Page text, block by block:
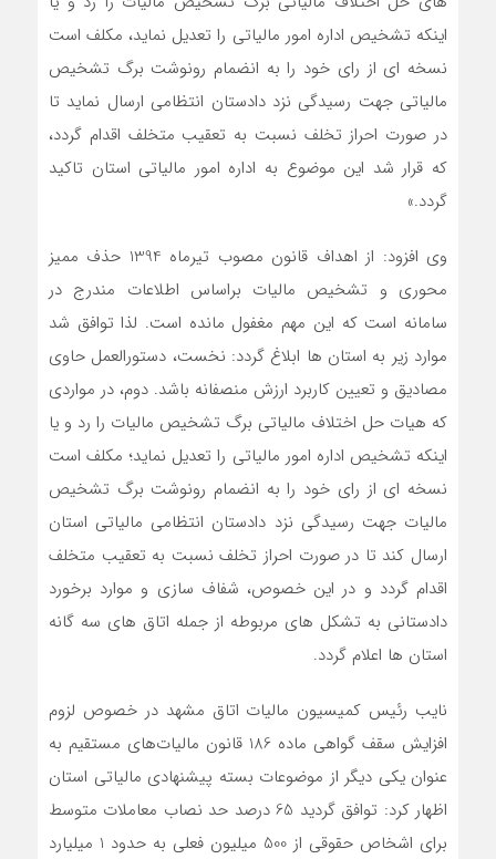
اینکه تشخیص اداره امور مالیاتی را تعدیل نماید، مکلف است
نسخه ای از رای خود را به انضمام رونوشت برگ تشخیص
مالیاتی جهت رسیدگی نزد دادستان انتظامی ارسال نماید تا
در صورت احراز تخلف نسبت به تعقیب متخلف اقدام گردد،
که قرار شد این موضوع به اداره امور مالیاتی استان تاکید
گردد.»
وی افزود: از اهداف قانون مصوب تیرماه 1394 حذف ممیز
محوری و تشخیص مالیات براساس اطلاعات مندرج در
سامانه است که این مهم مغفول مانده است. لذا توافق شد
موارد زیر به استان ها ابلاغ گردد: نخست، دستورالعمل حاوی
مصادیق و تعیین کاربرد ارزش منصفانه باشد. دوم، در مواردی
که هیات حل اختلاف مالیاتی برگ تشخیص مالیات را رد و یا
اینکه تشخیص اداره امور مالیاتی را تعدیل نماید؛ مکلف است
نسخه ای از رای خود را به انضمام رونوشت برگ تشخیص
مالیات جهت رسیدگی نزد دادستان انتظامی مالیاتی استان
ارسال کند تا در صورت احراز تخلف نسبت به تعقیب متخلف
اقدام گردد و در این خصوص، شفاف سازی و موارد برخورد
دادستانی به تشکل های مربوطه از جمله اتاق های سه گانه
استان ها اعلام گردد.
نایب رئیس کمیسیون مالیات اتاق مشهد در خصوص لزوم
افزایش سقف گواهی ماده 186 قانون مالیات‌های مستقیم به
عنوان یکی دیگر از موضوعات بسته پیشنهادی مالیاتی استان
اظهار کرد: توافق گردید 65 درصد حد نصاب معاملات متوسط
برای اشخاص حقوقی از 500 میلیون فعلی به حدود 1 میلیارد